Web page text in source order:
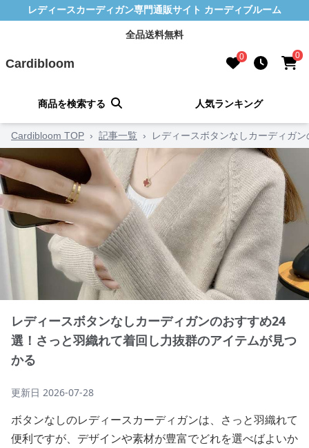
レディースカーディガン専門通販サイト カーディブルーム
全品送料無料
Cardibloom 0 0
商品を検索する 人気ランキング
Cardibloom TOP › 記事一覧 › レディースボタンなしカーディガ
レディースボタンなしカーディガンのおすすめ24
選！さっと羽織れて着回し力抜群のアイテムが見つ
かる
更新日 2026-07-28
ボタンなしのレディースカーディガンは、さっと羽織れて
便利ですが、デザインや素材が豊富でどれを選べばよいか